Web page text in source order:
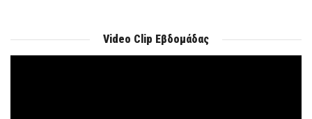
Video Clip Εβδομάδας